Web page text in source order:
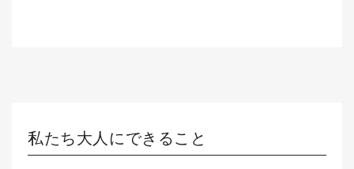
私たち大人にできること